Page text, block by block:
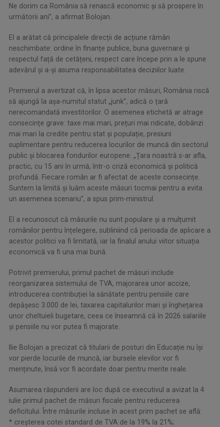
Ne dorim ca România să renască economic și să prospere în
următorii ani”, a afirmat Bolojan.
El a arătat că principalele direcții de acțiune rămân
neschimbate: ordine în finanțe publice, buna guvernare și
respectul față de cetățeni, respect care începe prin a le spune
adevărul și a-și asuma responsabilitatea deciziilor luate.
Premierul a avertizat că, în lipsa acestor măsuri, România riscă
să ajungă la așa-numitul statut „junk”, adică o țară
nerecomandată investitorilor. O asemenea etichetă ar atrage
consecințe grave: taxe mai mari, prețuri mai ridicate, dobânzi
mai mari la credite pentru stat și populație, presiuni
suplimentare pentru reducerea locurilor de muncă din sectorul
public și blocarea fondurilor europene. „Țara noastră s-ar afla,
practic, cu 15 ani în urmă, într-o criză economică și politică
profundă. Fiecare român ar fi afectat de aceste consecințe.
Suntem la limită și luăm aceste măsuri tocmai pentru a evita
un asemenea scenariu”, a spus prim-ministrul.
El a recunoscut că măsurile nu sunt populare și a mulțumit
românilor pentru înțelegere, subliniind că perioada de aplicare a
acestor politici va fi limitată, iar la finalul anului viitor situația
economică va fi una mai bună.
Potrivit premierului, primul pachet de măsuri include
reorganizarea sistemului de TVA, majorarea unor accize,
introducerea contribuției la sănătate pentru pensiile care
depășesc 3.000 de lei, taxarea capitalurilor mari și înghețarea
unor cheltuieli bugetare, ceea ce înseamnă că în 2026 salariile
și pensiile nu vor putea fi majorate.
Ilie Bolojan a precizat că titularii de posturi din Educație nu își
vor pierde locurile de muncă, iar bursele elevilor vor fi
menținute, însă vor fi acordate doar pentru merite reale.
Asumarea răspunderii are loc după ce executivul a avizat la 4
iulie primul pachet de măsuri fiscale pentru reducerea
deficitului. Între măsurile incluse în acest prim pachet se află:
* creşterea cotei standard de TVA de la 19% la 21%;